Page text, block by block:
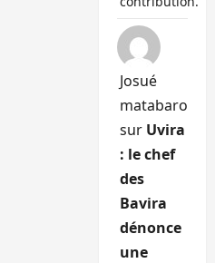
Josué
matabaro
sur Uvira
: le chef
des
Bavira
dénonce
une